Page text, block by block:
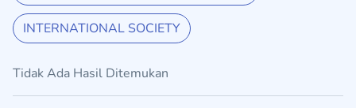
INTERNATIONAL SOCIETY
Tidak Ada Hasil Ditemukan